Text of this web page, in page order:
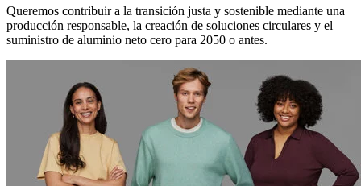
Queremos contribuir a la transición justa y sostenible mediante una
producción responsable, la creación de soluciones circulares y el
suministro de aluminio neto cero para 2050 o antes.